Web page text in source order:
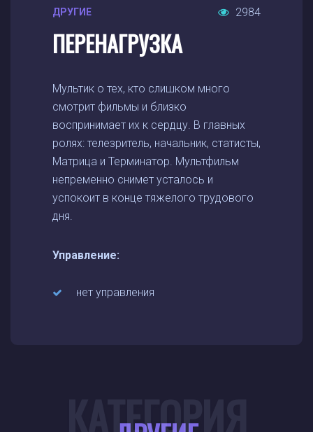
ДРУГИЕ 2984
ПЕРЕНАГРУЗКА
Мультик о тех, кто слишком много
смотрит фильмы и близко
воспринимает их к сердцу. В главных
ролях: телезритель, начальник, статисты,
Матрица и Терминатор. Мультфильм
непременно снимет усталось и
успокоит в конце тяжелого трудового
дня.
Управление:
нет управления
КАТЕГОРИЯ